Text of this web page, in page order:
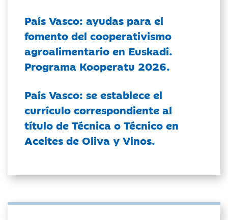
País Vasco: ayudas para el
fomento del cooperativismo
agroalimentario en Euskadi.
Programa Kooperatu 2026.
País Vasco: se establece el
currículo correspondiente al
título de Técnica o Técnico en
Aceites de Oliva y Vinos.